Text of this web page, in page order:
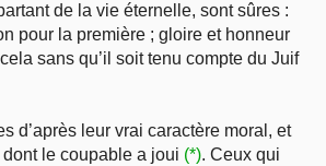
de la vie éternelle, sont sûres :
pour la première ; gloire et honneur
sans qu’il soit tenu compte du Juif
d’après leur vrai caractère moral, et
le coupable a joui (*). Ceux qui